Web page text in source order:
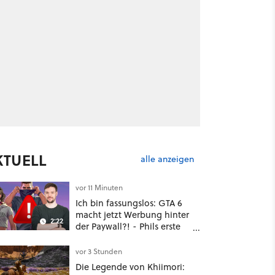
alle anzeigen
2:22
vor 11 Minuten
Ich bin fassungslos: GTA 6
macht jetzt Werbung hinter
der Paywall?! - Phils erste
Deal
vor 3 Stunden
Die Legende von Khiimori: